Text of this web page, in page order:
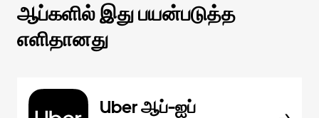
ஆப்களில் இது பயன்படுத்த
எளிதானது
Uber ஆப்-ஐப்